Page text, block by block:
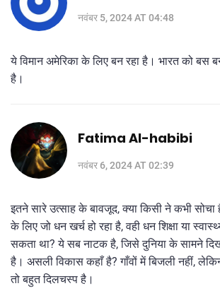
नवंबर 5, 2024 AT 04:48
ये विमान अमेरिका के लिए बन रहा है। भारत को बस
है।
Fatima Al-habibi
नवंबर 6, 2024 AT 02:39
इतने सारे उत्साह के बावजूद, क्या किसी ने कभी सोचा
के लिए जो धन खर्च हो रहा है, वही धन शिक्षा या
सकता था? ये सब नाटक है, जिसे दुनिया के सामने
है। असली विकास कहाँ है? गाँवों में बिजली नहीं,
तो बहुत दिलचस्प है।